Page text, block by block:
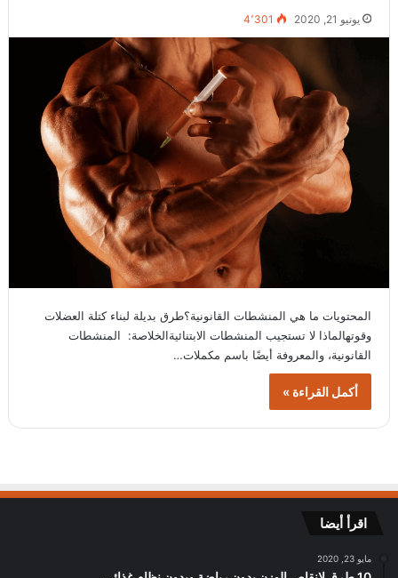
يونيو 21, 2020 4٬301
المحتويات ما هي المنشطات القانونية؟طرق بديلة لبناء كتلة العضلات
وقوتهالماذا لا تستجيب المنشطات الابتنائيةالخلاصة: المنشطات
القانونية، والمعروفة أيضًا باسم مكملات…
أكمل القراءة »
اقرأ أيضا
مايو 23, 2020